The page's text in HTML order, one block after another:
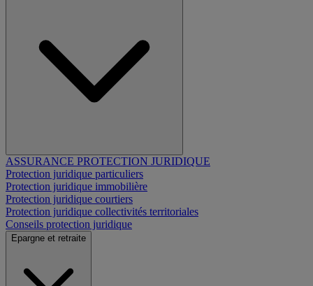
ASSURANCE PROTECTION JURIDIQUE
Protection juridique particuliers
Protection juridique immobilière
Protection juridique courtiers
Protection juridique collectivités territoriales
Conseils protection juridique
Epargne et retraite